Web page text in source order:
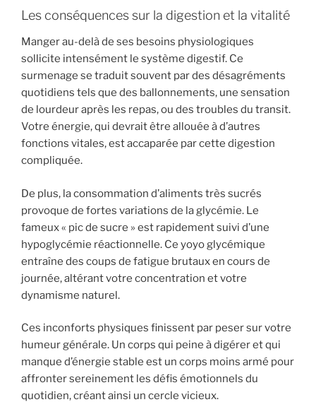
Les conséquences sur la digestion et la vitalité
Manger au-delà de ses besoins physiologiques
sollicite intensément le système digestif. Ce
surmenage se traduit souvent par des désagréments
quotidiens tels que des ballonnements, une sensation
de lourdeur après les repas, ou des troubles du transit.
Votre énergie, qui devrait être allouée à d’autres
fonctions vitales, est accaparée par cette digestion
compliquée.
De plus, la consommation d’aliments très sucrés
provoque de fortes variations de la glycémie. Le
fameux « pic de sucre » est rapidement suivi d’une
hypoglycémie réactionnelle. Ce yoyo glycémique
entraîne des coups de fatigue brutaux en cours de
journée, altérant votre concentration et votre
dynamisme naturel.
Ces inconforts physiques finissent par peser sur votre
humeur générale. Un corps qui peine à digérer et qui
manque d’énergie stable est un corps moins armé pour
affronter sereinement les défis émotionnels du
quotidien, créant ainsi un cercle vicieux.